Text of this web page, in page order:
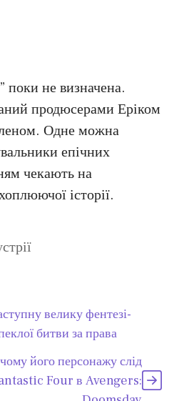
поки не визначена.
продюсерами Еріком
Одне можна
епічних
чекають на
історії.
велику фентезі-
битви за права
його персонажу слід
Four в Avengers: